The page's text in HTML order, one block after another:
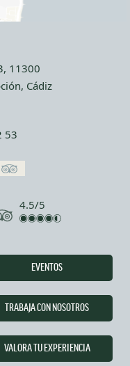
11300
Cádiz
53
4.5/5
EVENTOS
TRABAJA CON NOSOTROS
VALORA TU EXPERIENCIA